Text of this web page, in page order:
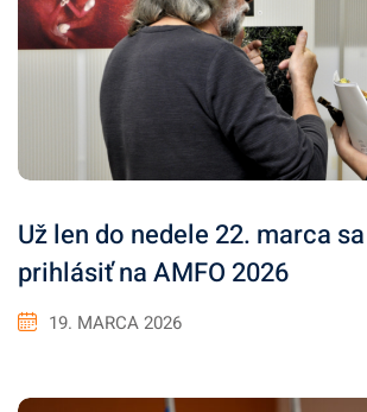
Už len do nedele 22. marca
prihlásiť na AMFO 2026
19. MARCA 2026